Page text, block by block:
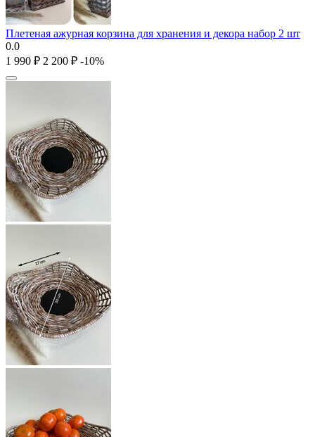
Плетеная ажурная корзина для хранения и декора набор 2 шт
0.0
1 990 ₽ 2 200 ₽ -10%